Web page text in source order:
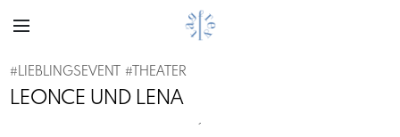
#LIEBLINGSEVENT # THEATER
LEONCE UND LENA
´